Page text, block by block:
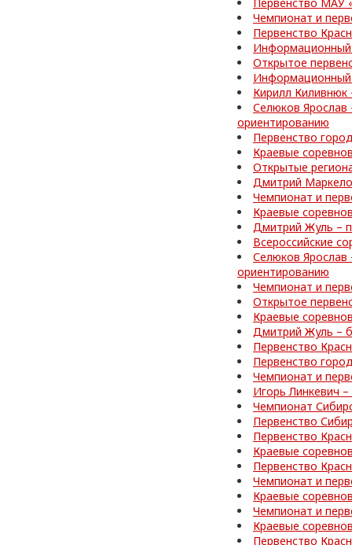
Чемпионат и
Первенство
Информационный
Открытое
Информационный
Кирилл Киливнюк
Селюков Ярослав
ориентированию
Первенство
Краевые
Открытые
Дмитрий
Чемпионат и
Краевые
Дмитрий Жуль –
Всероссийские
Селюков Ярослав
ориентированию
Чемпионат и
Открытое
Краевые
Дмитрий Жуль –
Первенство
Первенство
Чемпионат и
Игорь Линкевич
Чемпионат
Первенство
Первенство
Краевые
Первенство
Чемпионат и
Краевые
Чемпионат и
Краевые
Первенство